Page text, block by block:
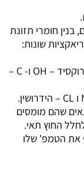
חומרי תזונת
שונות:
: מים מתפרקים למימן ולהידרוקסיד – OH ו- C –
שהם מומסים
החוץ תאי.
את הטמפ' שלו